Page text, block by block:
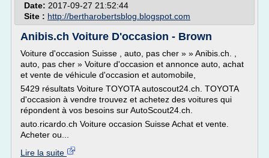
Date: 2017-09-27 21:52:44
Site : http://bertharobertsblog.blogspot.com
Anibis.ch Voiture D'occasion - Brown
Voiture d'occasion Suisse , auto, pas cher » » Anibis.ch. ,
auto, pas cher » Voiture d'occasion et annonce auto, achat
et vente de véhicule d'occasion et automobile,
5429 résultats Voiture TOYOTA autoscout24.ch. TOYOTA
d'occasion à vendre trouvez et achetez des voitures qui
répondent à vos besoins sur AutoScout24.ch.
auto.ricardo.ch Voiture occasion Suisse Achat et vente.
Acheter ou...
Lire la suite